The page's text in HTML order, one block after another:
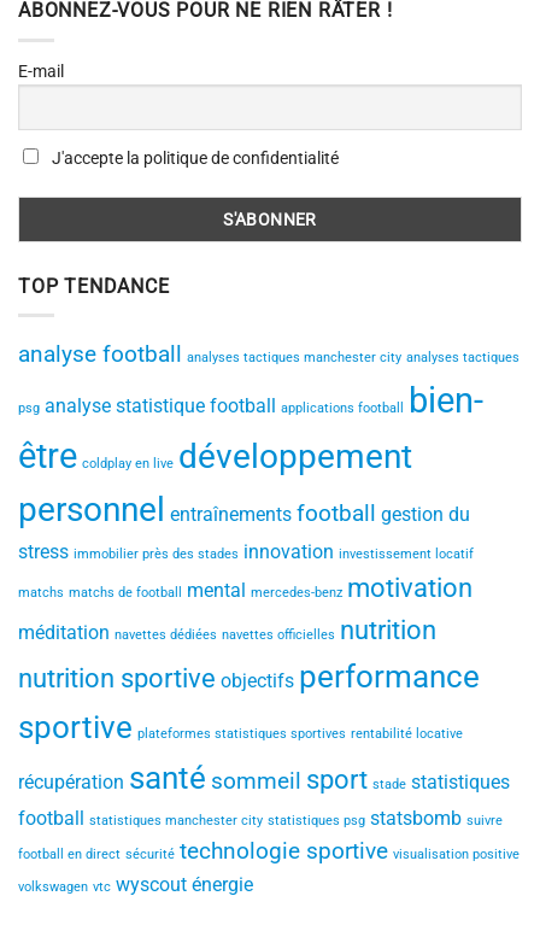
ABONNEZ-VOUS POUR NE RIEN RÂTER !
E-mail
J'accepte la politique de confidentialité
TOP TENDANCE
analyse football analyses tactiques manchester city analyses tactiques
psg analyse statistique football applications football
bien-
être coldplay en live développement
personnel
entraînements football gestion du
stress immobilier près des stades innovation investissement locatif
matchs matchs de football mental mercedes-benz motivation
méditation navettes dédiées navettes officielles nutrition
nutrition sportive objectifs performance
sportive plateformes statistiques sportives rentabilité locative
récupération santé sommeil sport stade statistiques
football
statistiques manchester city statistiques psg statsbomb suivre
football en direct sécurité technologie sportive visualisation positive
volkswagen vtc wyscout énergie